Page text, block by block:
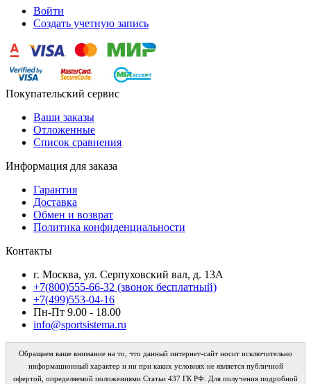
Войти
Создать учетную запись
Покупательский сервис
Ваши заказы
Отложенные
Список сравнения
Информация для заказа
Гарантия
Доставка
Обмен и возврат
Политика конфиденциальности
Контакты
г. Москва, ул. Серпуховский вал, д. 13А
+7(800)555-66-32 (звонок бесплатный)
+7(499)553-04-16
Пн-Пт 9.00 - 18.00
info@sportsistema.ru
Обращаем ваше внимание на то, что данный интернет-сайт носит исключительно
информационный характер и ни при каких условиях не является публичной
офертой, определяемой положениями Статьи 437 ГК РФ. Для получения подробной